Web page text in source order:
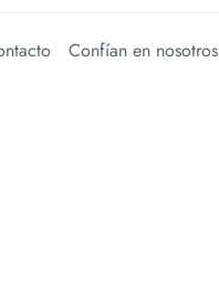
Confían en nosotros